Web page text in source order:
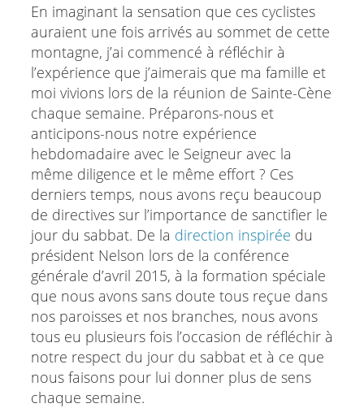
En imaginant la sensation que ces cyclistes
auraient une fois arrivés au sommet de cette
montagne, j’ai commencé à réfléchir à
l’expérience que j’aimerais que ma famille et
moi vivions lors de la réunion de Sainte-Cène
chaque semaine. Préparons-nous et
anticipons-nous notre expérience
hebdomadaire avec le Seigneur avec la
même diligence et le même effort ? Ces
derniers temps, nous avons reçu beaucoup
de directives sur l’importance de sanctifier le
jour du sabbat. De la direction inspirée du
président Nelson lors de la conférence
générale d’avril 2015, à la formation spéciale
que nous avons sans doute tous reçue dans
nos paroisses et nos branches, nous avons
tous eu plusieurs fois l’occasion de réfléchir à
notre respect du jour du sabbat et à ce que
nous faisons pour lui donner plus de sens
chaque semaine.